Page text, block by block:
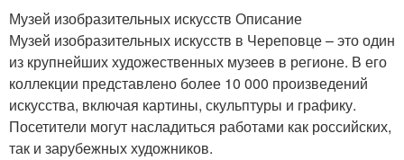
Музей изобразительных искусств Описание
Музей изобразительных искусств в Череповце – это один
из крупнейших художественных музеев в регионе. В его
коллекции представлено более 10 000 произведений
искусства, включая картины, скульптуры и графику.
Посетители могут насладиться работами как российских,
так и зарубежных художников.